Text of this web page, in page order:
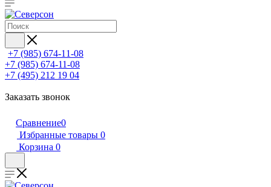
+7 (985) 674-11-08
+7 (985) 674-11-08
+7 (495) 212 19 04
Заказать звонок
Сравнение0
Избранные товары 0
Корзина 0